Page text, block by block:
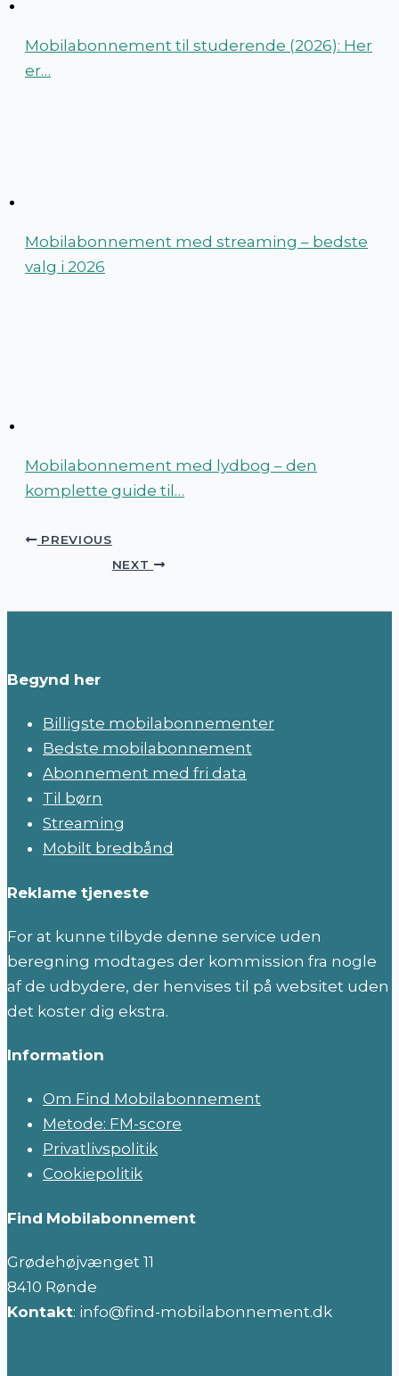
Mobilabonnement til studerende (2026): Her
er…
Mobilabonnement med streaming – bedste
valg i 2026
Mobilabonnement med lydbog – den
komplette guide til…
PREVIOUS
NEXT
Begynd her
Billigste mobilabonnementer
Bedste mobilabonnement
Abonnement med fri data
Til børn
Streaming
Mobilt bredbånd
Reklame tjeneste
For at kunne tilbyde denne service uden
beregning modtages der kommission fra nogle
af de udbydere, der henvises til på websitet uden
det koster dig ekstra.
Information
Om Find Mobilabonnement
Metode: FM-score
Privatlivspolitik
Cookiepolitik
Find Mobilabonnement
Grødehøjvænget 11
8410 Rønde
Kontakt: info@find-mobilabonnement.dk